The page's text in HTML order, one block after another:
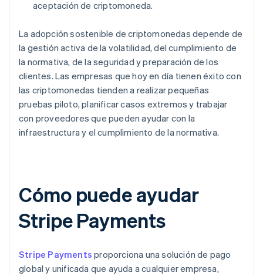
aceptación de criptomoneda.
La adopción sostenible de criptomonedas depende de
la gestión activa de la volatilidad, del cumplimiento de
la normativa, de la seguridad y preparación de los
clientes. Las empresas que hoy en día tienen éxito con
las criptomonedas tienden a realizar pequeñas
pruebas piloto, planificar casos extremos y trabajar
con proveedores que pueden ayudar con la
infraestructura y el cumplimiento de la normativa.
Cómo puede ayudar
Stripe Payments
Stripe Payments proporciona una solución de pago
global y unificada que ayuda a cualquier empresa,